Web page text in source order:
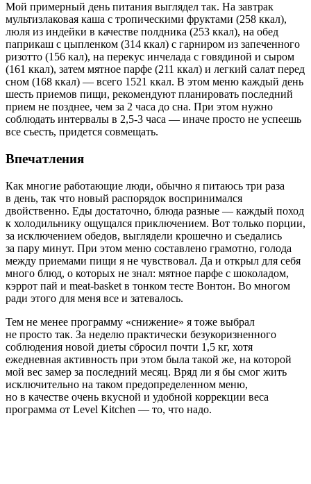
Мой примерный день питания выглядел так. На завтрак
мультизлаковая каша с тропическими фруктами (258 ккал),
люля из индейки в качестве полдника (253 ккал), на обед
паприкаш с цыпленком (314 ккал) с гарниром из запеченного
ризотто (156 кал), на перекус инчелада с говядиной и сыром
(161 ккал), затем мятное парфе (211 ккал) и легкий салат перед
сном (168 ккал) — всего 1521 ккал. В этом меню каждый день
шесть приемов пищи, рекомендуют планировать последний
прием не позднее, чем за 2 часа до сна. При этом нужно
соблюдать интервалы в 2,5-3 часа — иначе просто не успеешь
все съесть, придется совмещать.
Впечатления
Как многие работающие люди, обычно я питаюсь три раза
в день, так что новый распорядок воспринимался
двойственно. Еды достаточно, блюда разные — каждый поход
к холодильнику ощущался приключением. Вот только порции,
за исключением обедов, выглядели крошечно и съедались
за пару минут. При этом меню составлено грамотно, голода
между приемами пищи я не чувствовал. Да и открыл для себя
много блюд, о которых не знал: мятное парфе с шоколадом,
кэррот пай и meat-basket в тонком тесте Вонтон. Во многом
ради этого для меня все и затевалось.
Тем не менее программу «снижение» я тоже выбрал
не просто так. За неделю практически безукоризненного
соблюдения новой диеты сбросил почти 1,5 кг, хотя
ежедневная активность при этом была такой же, на которой
мой вес замер за последний месяц. Вряд ли я бы смог жить
исключительно на таком предопределенном меню,
но в качестве очень вкусной и удобной коррекции веса
программа от Level Kitchen — то, что надо.